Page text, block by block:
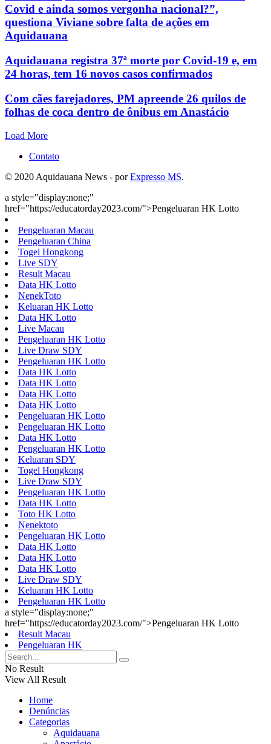
Covid e ainda somos vergonha nacional?”,
questiona Viviane sobre falta de ações em
Aquidauana
Aquidauana registra 37ª morte por Covid-19 e, em
24 horas, tem 16 novos casos confirmados
Com cães farejadores, PM apreende 26 quilos de
folhas de coca dentro de ônibus em Anastácio
Load More
Contato
© 2020 Aquidauana News - porExpresso MS.
a style="display:none;"
href="https://educatorday2023.com/">Pengeluaran HK Lotto
Pengeluaran Macau
Pengeluaran China
Togel Hongkong
Live SDY
Result Macau
Data HK Lotto
NenekToto
Keluaran HK Lotto
Data HK Lotto
Live Macau
Pengeluaran HK Lotto
Live Draw SDY
Pengeluaran HK Lotto
Data HK Lotto
Data HK Lotto
Data HK Lotto
Data HK Lotto
Pengeluaran HK Lotto
Pengeluaran HK Lotto
Data HK Lotto
Pengeluaran HK Lotto
Keluaran SDY
Togel Hongkong
Live Draw SDY
Pengeluaran HK Lotto
Data HK Lotto
Toto HK Lotto
Nenektoto
Pengeluaran HK Lotto
Data HK Lotto
Data HK Lotto
Data HK Lotto
Live Draw SDY
Keluaran HK Lotto
Pengeluaran HK Lotto
a style="display:none;"
href="https://educatorday2023.com/">Pengeluaran HK Lotto
Result Macau
Pengeluaran HK
No Result
View All Result
Home
Denúncias
Categorias
Aquidauana